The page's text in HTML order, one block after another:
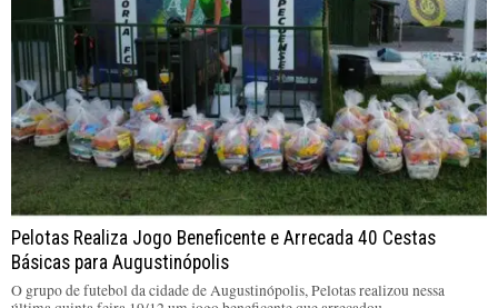
Pelotas Realiza Jogo Beneficente e Arrecada 40 Cestas
Básicas para Augustinópolis
O grupo de futebol da cidade de Augustinópolis, Pelotas realizou nessa